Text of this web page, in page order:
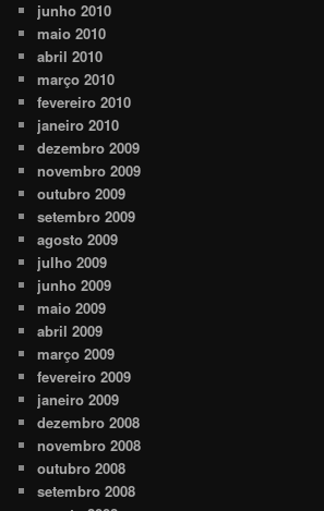
junho 2010
maio 2010
abril 2010
março 2010
fevereiro 2010
janeiro 2010
dezembro 2009
novembro 2009
outubro 2009
setembro 2009
agosto 2009
julho 2009
junho 2009
maio 2009
abril 2009
março 2009
fevereiro 2009
janeiro 2009
dezembro 2008
novembro 2008
outubro 2008
setembro 2008